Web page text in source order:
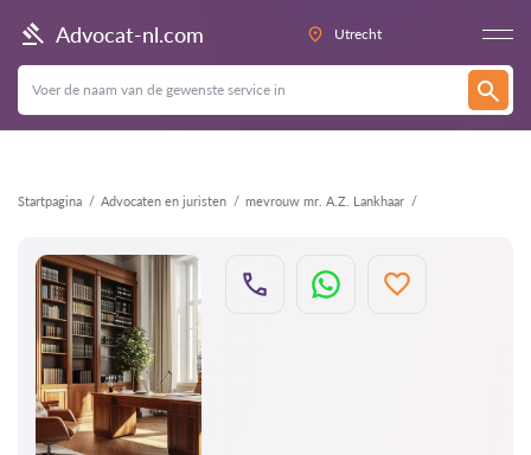
Advocat-nl.com Utrecht
Startpagina Advocaten en juristen mevrouw mr. A.Z. Lankhaar
Terug